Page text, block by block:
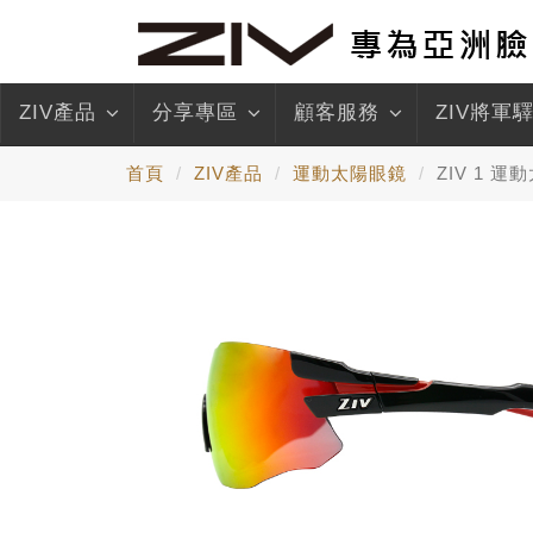
ZIV產品 分享專區 顧客服務 ZIV將軍
首頁 ZIV產品 運動太陽眼鏡 ZIV 1 運動